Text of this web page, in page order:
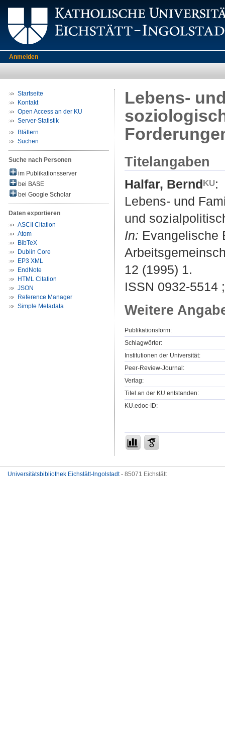
Anmelden
Startseite
Kontakt
Open Access an der KU
Server-Statistik
Blättern
Suchen
Suche nach Personen
im Publikationsserver
bei BASE
bei Google Scholar
Daten exportieren
ASCII Citation
Atom
BibTeX
Dublin Core
EP3 XML
EndNote
HTML Citation
JSON
Reference Manager
Simple Metadata
Lebens-
Titelangaben
Halfar, Bernd
:
Lebens- und
und
In: Evangelische
12 (1995) 1.
ISSN 0932-5514
Weitere
Publikationsform:
Schlagwörter:
Institutionen der Universität:
Peer-Review-Journal:
Verlag:
Titel an der KU entstanden:
KU.edoc-ID:
Universitätsbibliothek Eichstätt-Ingolstadt- 85071 Eichstätt